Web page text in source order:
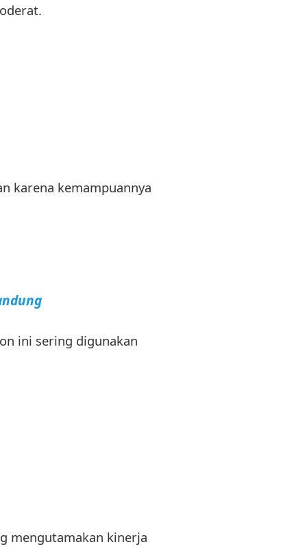
karena kemampuannya
ini sering digunakan
mengutamakan kinerja